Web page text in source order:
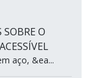
O
aço, &ea...